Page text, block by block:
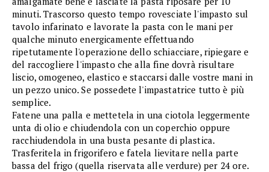
minuti. Trascorso questo tempo rovesciate l'impasto sul
tavolo infarinato e lavorate la pasta con le mani per
qualche minuto energicamente effettuando
ripetutamente l'operazione dello schiacciare, ripiegare e
del raccogliere l'impasto che alla fine dovrà risultare
liscio, omogeneo, elastico e staccarsi dalle vostre mani in
un pezzo unico. Se possedete l'impastatrice tutto è più
semplice.
Fatene una palla e mettetela in una ciotola leggermente
unta di olio e chiudendola con un coperchio oppure
racchiudendola in una busta pesante di plastica.
Trasferitela in frigorifero e fatela lievitare nella parte
bassa del frigo (quella riservata alle verdure) per 24 ore.